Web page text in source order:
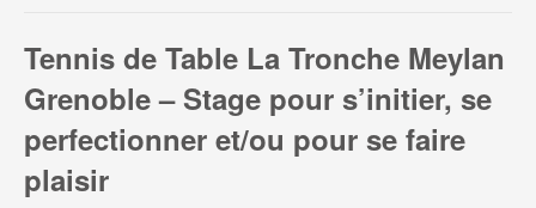
Tennis de Table La Tronche Meylan
Grenoble – Stage pour s’initier, se
perfectionner et/ou pour se faire
plaisir